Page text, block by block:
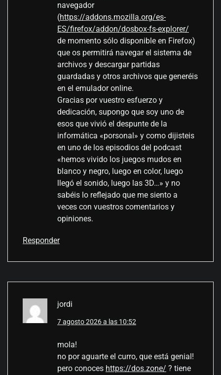
navegador
(https://addons.mozilla.org/es-
ES/firefox/addon/dosbox-fs-explorer/
de momento sólo disponible en Firefox)
que os permitirá navegar el sistema de
archivos y descargar partidas
guardadas y otros archivos que generéis
en el emulador online.
Gracias por vuestro esfuerzo y
dedicación, supongo que soy uno de
esos que vivió el despunte de la
informática «porsonal» y como dijisteis
en uno de los episodios del podcast
«hemos vivido los juegos mudos en
blanco y negro, luego en color, luego
llegó el sonido, luego las 3D…» y no
sabéis lo reflejado que me siento a
veces con vuestros comentarios y
opiniones.
Responder
jordi
7 agosto 2026 a las 10:52
mola!
no por aguarte el curro, que está genial!
pero conoces https://dos.zone/ ? tiene